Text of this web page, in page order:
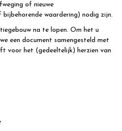
of nieuwe
waardering) nodig zijn.
na te lopen. Om het u
een document samengesteld met
voor het (gedeeltelijk) herzien van